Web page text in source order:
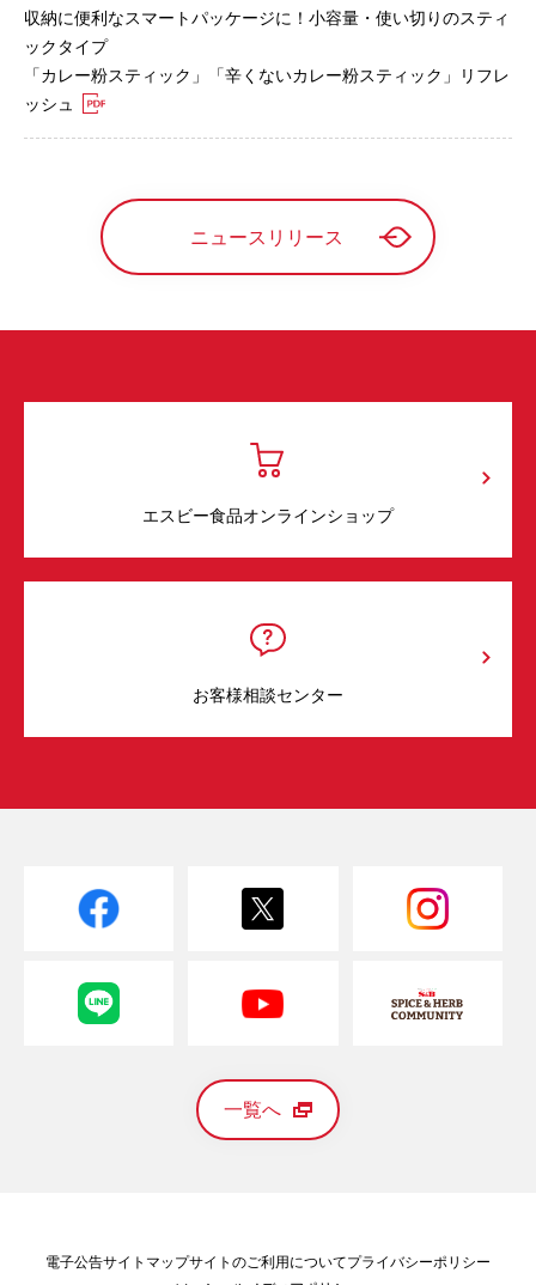
収納に便利なスマートパッケージに！小容量・使い切りのスティ
ックタイプ
「カレー粉スティック」「辛くないカレー粉スティック」リフレ
ッシュ
ニュースリリース
エスビー食品オンラインショップ
お客様相談センター
一覧へ
電子公告サイトマップサイトのご利用についてプライバシーポリシー